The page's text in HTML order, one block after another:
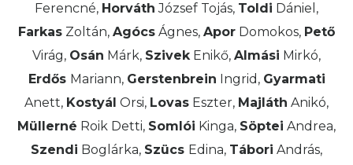
Ferencné, Horváth József Tojás, Toldi Dániel,
Farkas Zoltán, Agócs Ágnes, Apor Domokos, Pető
Virág, Osán Márk, SzivekEnikő, Almási Mirkó,
Erdős Mariann, Gerstenbrein Ingrid, Gyarmati
Anett, Kostyál Orsi, Lovas Eszter, Majláth Anikó,
Müllerné Roik Detti, Somlói Kinga, Söptei Andrea,
Szendi Boglárka, Szücs Edina, Tábori András,